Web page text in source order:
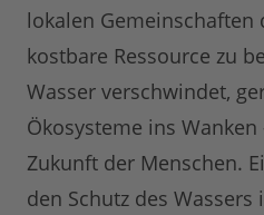
lokalen Gemeinschaften
kostbare Ressource zu
Wasser verschwindet,
Ökosysteme ins
Zukunft der Menschen.
den Schutz des